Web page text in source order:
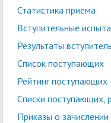
Статистика приема
Вступительные
Результаты
Список поступающих
Рейтинг поступающих
Списки поступающих,
Приказы о зачислении